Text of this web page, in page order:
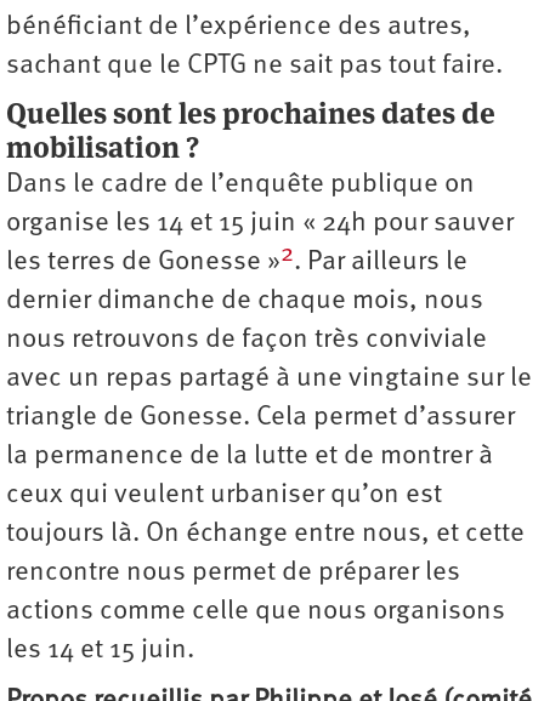
bénéficiant de l’expérience des autres,
sachant que le CPTG ne sait pas tout faire.
Quelles sont les prochaines dates de
mobilisation ?
Dans le cadre de l’enquête publique on
organise les 14 et 15 juin « 24h pour sauver
les terres de Gonesse »2. Par ailleurs le
dernier dimanche de chaque mois, nous
nous retrouvons de façon très conviviale
avec un repas partagé à une vingtaine sur le
triangle de Gonesse. Cela permet d’assurer
la permanence de la lutte et de montrer à
ceux qui veulent urbaniser qu’on est
toujours là. On échange entre nous, et cette
rencontre nous permet de préparer les
actions comme celle que nous organisons
les 14 et 15 juin.